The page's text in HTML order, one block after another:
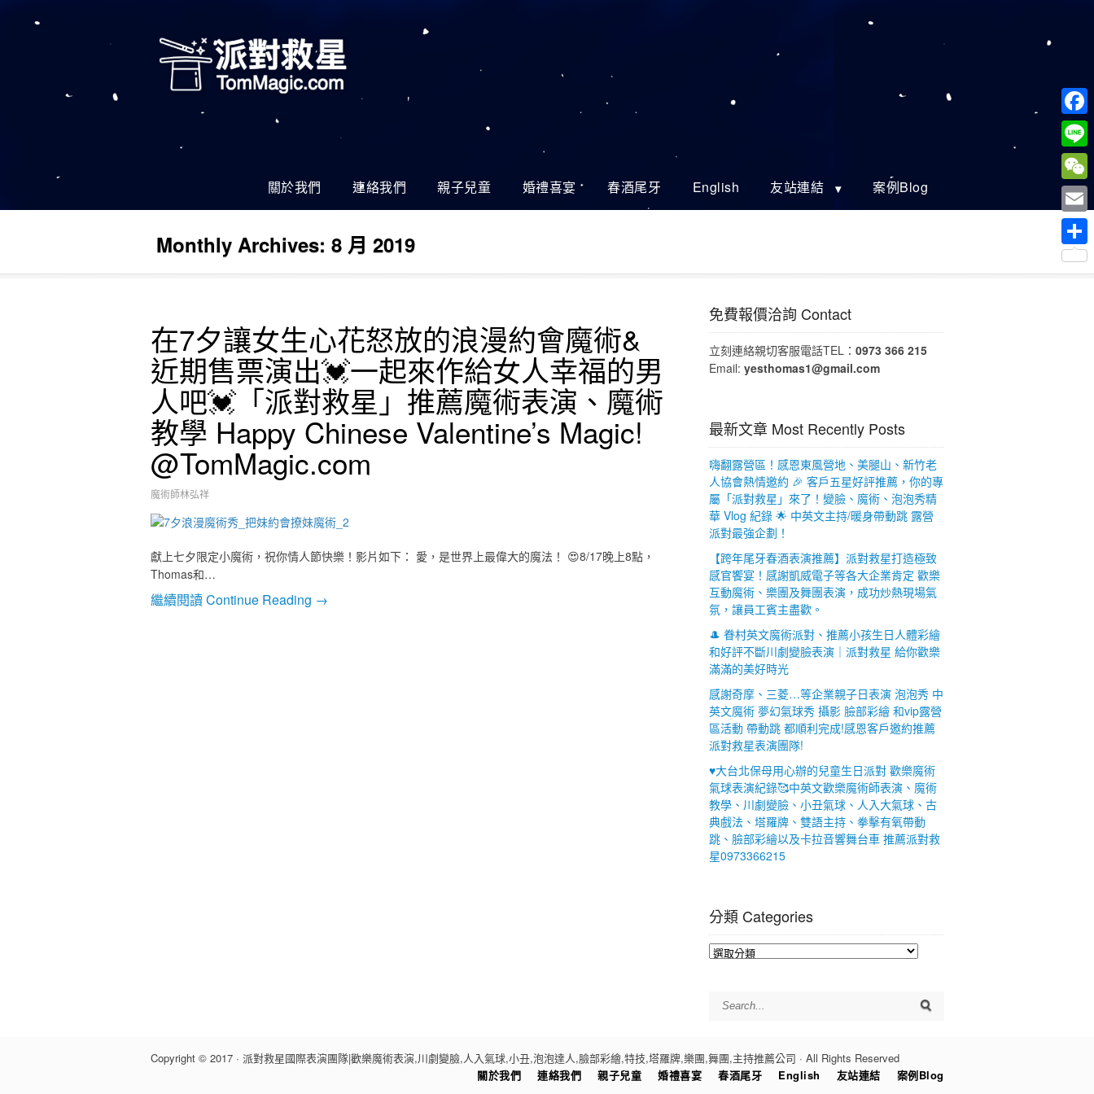
關於我們 連絡我們 親子兒童 婚禮喜宴 春酒尾牙 English 友站連結 案例Blog
Monthly Archives: 8 月 2019
在7夕讓女生心花怒放的浪漫約會魔術&
近期售票演出💓一起來作給女人幸福的男
人吧💓「派對救星」推薦魔術表演、魔術
教學 Happy Chinese Valentine’s Magic!
@TomMagic.com
魔術師林弘祥
獻上七夕限定小魔術，祝你情人節快樂！影片如下： 愛，是世界上最偉大的魔法！ 😍8/17晚上8點，
Thomas和…
繼續閱讀 Continue Reading →
免費報價洽詢 Contact
立刻連絡親切客服電話TEL： 0973 366 215
Email: yesthomas1@gmail.com
最新文章 Most Recently Posts
嗨翻露營區！感恩東風營地、美腿山、新竹老
人協會熱情邀約 🎉 客戶五星好評推薦，你的專
屬「派對救星」來了！變臉、魔術、泡泡秀精
華 Vlog 紀錄 🌟 中英文主持/暖身帶動跳 露營
派對最強企劃！
【跨年尾牙春酒表演推薦】派對救星打造極致
感官饗宴！感謝凱威電子等各大企業肯定 歡樂
互動魔術、樂團及舞團表演，成功炒熱現場氣
氛，讓員工賓主盡歡。
🎩 眷村英文魔術派對、推薦小孩生日人體彩繪
和好評不斷川劇變臉表演｜派對救星 給你歡樂
滿滿的美好時光
感謝奇摩、三菱…等企業親子日表演 泡泡秀 中
英文魔術 夢幻氣球秀 攝影 臉部彩繪 和vip露營
區活動 帶動跳 都順利完成!感恩客戶邀約推薦
派對救星表演團隊!
♥大台北保母用心辦的兒童生日派對 歡樂魔術
氣球表演紀錄🥰中英文歡樂魔術師表演、魔術
教學、川劇變臉、小丑氣球、人入大氣球、古
典戲法、塔羅牌、雙語主持、拳擊有氧帶動
跳、臉部彩繪以及卡拉音響舞台車 推薦派對救
星0973366215
分類 Categories
分
Copyright © 2017 · 派對救星國際表演團隊|歡樂魔術表演,川劇變臉,人入氣球,小丑,泡泡達人,臉部彩繪,特技,塔羅牌,樂團,舞團,主持推薦公司 · All Rights Reserved
關於我們
連絡我們 親子兒童 婚禮喜宴 春酒尾牙 English 友站連結 案例Blog
Line
Email
分